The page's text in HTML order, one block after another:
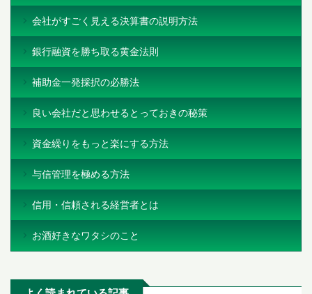
会社がすごく見える決算書の説明方法
銀行融資を勝ち取る黄金法則
補助金一発採択の必勝法
良い会社だと思わせるとっておきの秘策
資金繰りをもっと楽にする方法
与信管理を極める方法
信用・信頼される経営者とは
お酒好きなワタシのこと